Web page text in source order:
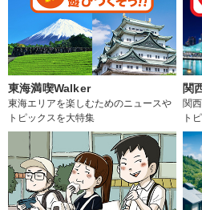
東海満喫Walker
東海エリアを楽しむためのニュースや
トピックスを大特集
関
関
ト